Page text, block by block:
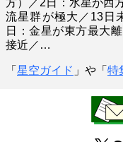
流星群が極大／13日
日：金星が東方最大
接近／…
「 星空ガイド 」や「 特